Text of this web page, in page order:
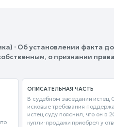
· Об установлении факта
о признании
ОПИСАТЕЛЬНАЯ ЧАСТЬ
В судебном заседании истец
исковые требования
истец суду пояснил, что он в
купли-продажи приобрел у